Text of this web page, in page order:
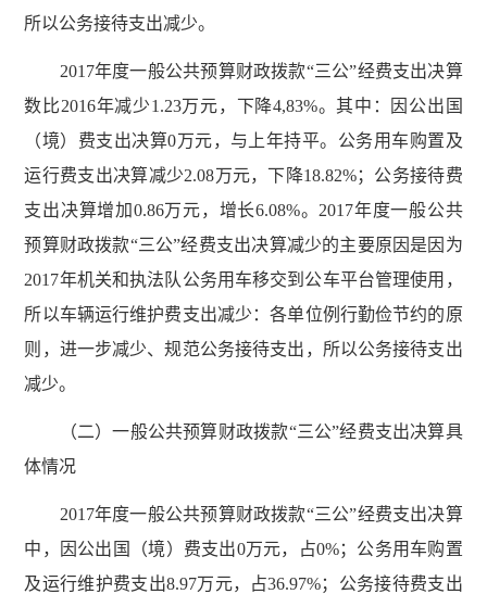
所以公务接待支出减少。
2017年度一般公共预算财政拨款“三公”经费支出决算
数比2016年减少1.23万元，下降4,83%。其中：因公出国
（境）费支出决算0万元，与上年持平。公务用车购置及
运行费支出决算减少2.08万元，下降18.82%；公务接待费
支出决算增加0.86万元，增长6.08%。2017年度一般公共
预算财政拨款“三公”经费支出决算减少的主要原因是因为
2017年机关和执法队公务用车移交到公车平台管理使用，
所以车辆运行维护费支出减少：各单位例行勤俭节约的原
则，进一步减少、规范公务接待支出，所以公务接待支出
减少。
（二）一般公共预算财政拨款“三公”经费支出决算具
体情况
2017年度一般公共预算财政拨款“三公”经费支出决算
中，因公出国（境）费支出0万元，占0%；公务用车购置
及运行维护费支出8.97万元，占36.97%；公务接待费支出